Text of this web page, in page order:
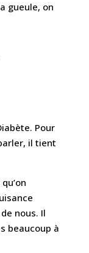
gueule, on
Pour
il tient
nous. Il
beaucoup à